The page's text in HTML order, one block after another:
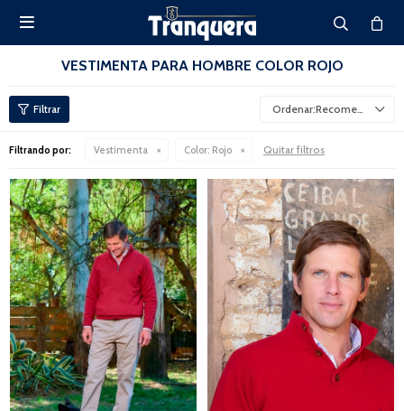

VESTIMENTA PARA HOMBRE COLOR ROJO
Recomendados
Filtrando por: Vestimenta Color: Rojo Quitar filtros